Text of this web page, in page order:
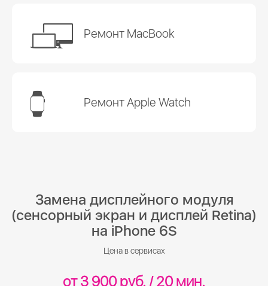
Ремонт MacBook
Ремонт Apple Watch
Замена дисплейного модуля
(сенсорный экран и дисплей Retina)
на iPhone 6S
Цена в сервисах
от 3 900 руб. / 20 мин.